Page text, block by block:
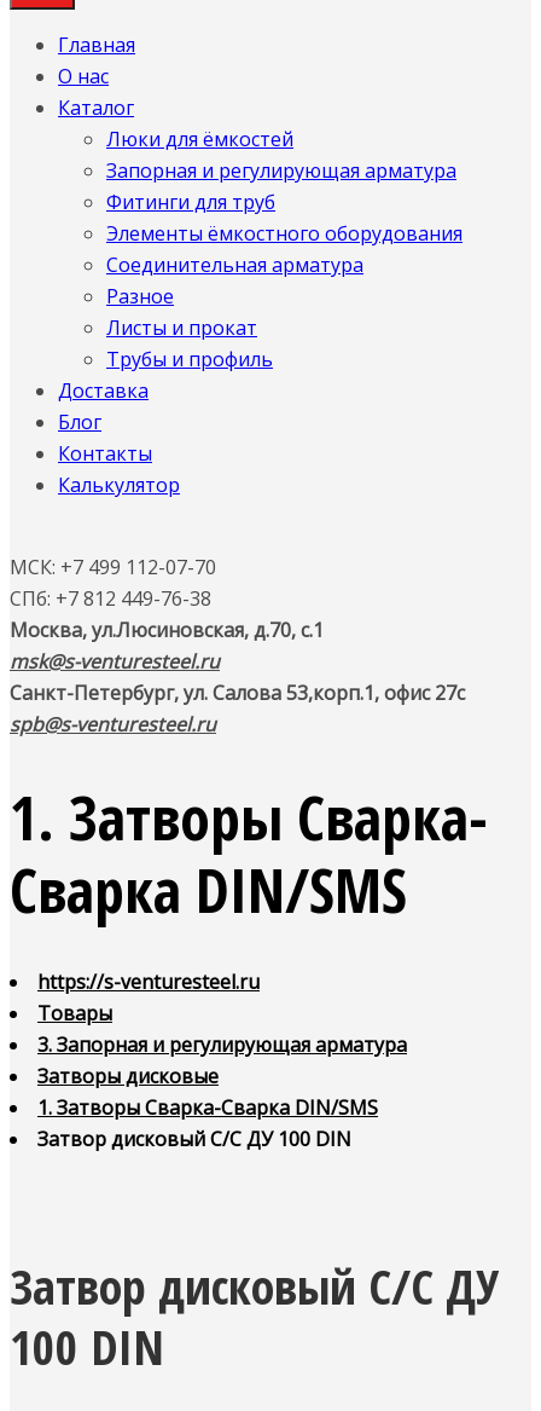
Главная
О нас
Каталог
Люки для ёмкостей
Запорная и регулирующая арматура
Фитинги для труб
Элементы ёмкостного оборудования
Соединительная арматура
Разное
Листы и прокат
Трубы и профиль
Доставка
Блог
Контакты
Калькулятор
МСК: +7 499 112-07-70
СПб: +7 812 449-76-38
Москва, ул.Люсиновская, д.70, с.1
msk@s-venturesteel.ru
Санкт-Петербург, ул. Салова 53,корп.1, офис 27с
spb@s-venturesteel.ru
1. Затворы Сварка-
Сварка DIN/SMS
https://s-venturesteel.ru
Товары
3. Запорная и регулирующая арматура
Затворы дисковые
1. Затворы Сварка-Сварка DIN/SMS
Затвор дисковый С/С ДУ 100 DIN
Затвор дисковый С/С ДУ
100 DIN